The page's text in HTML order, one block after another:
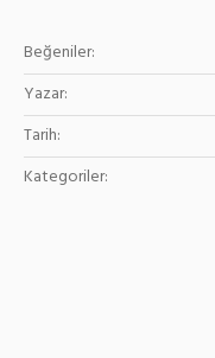
Beğeniler:
Yazar:
Tarih:
Kategoriler: